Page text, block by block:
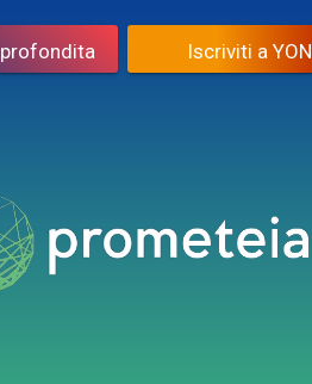
SIM
Iscriviti a YON